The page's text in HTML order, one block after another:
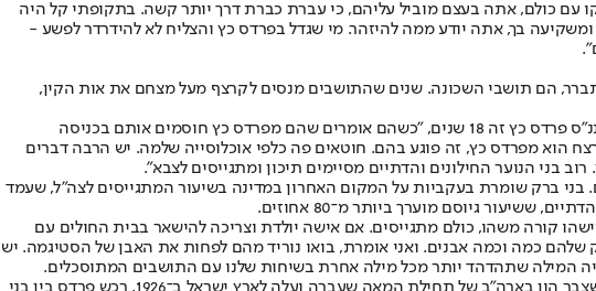
עם כולם, אתה בעצם מוביל עליהם, כי עברת כברת דרך יותר קשה. בתקופתי קל היה
בך, אתה יודע ממה להיזהר. מי שגדל בפרדס כץ והצליח לא להידרדר לפשע -
הם תושבי השכונה. שנים שהתושבים מנסים לקרצף מעל מצחם את אות הקין,
"בני הנוער בשכונה מעדיפים כל השנים להגיד שהם גרים בבני ברק ולא בפרדס כץ, וזה אומר הכל", מספרת מיכל זהבי, שמנהלת את מתנ"ס פרדס כץ זה 18 שנים, "כשהם אומרים שהם מפרדס כץ חוסמים אותם בכניסה
הוא מפרדס כץ, זה פוגע בהם. חוטאים פה כלפי אוכלוסייה שלמה. יש הרבה דברים
בני הנוער החילונים והדתיים מסיימים תיכון ומתגייסים לצבא".
אחד, "רמז", שבו נרשמת עלייה עקבית בשיעור הזכאים לבגרות - שעומד היום, לפי נתוני העירייה, על כ־70 אחוזים. בני ברק שומרת בעקביות על המקום האחרון במדינה בשיעור המתגייסים לצה"ל, שעמד
קורה משהו, כולם מתגייסים. אם אישה יולדת וצריכה להישאר בבית החולים עם
שלהם כמה וכמה אבנים. ואני אומרת, בואו נוריד מהם לפחות את האבן של הסטיגמה. יש
המילה שתהדהד יותר מכל מילה אחרת בשיחות שלנו עם התושבים המתוסכלים.